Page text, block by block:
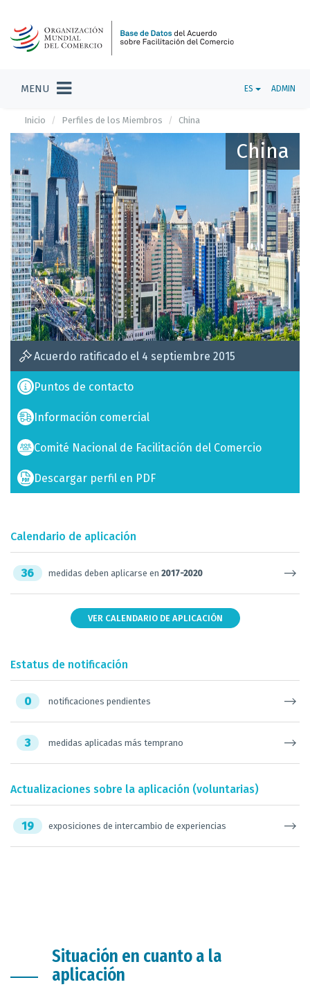
MENU ES ADMIN
Inicio Perfiles de los Miembros China
China
Acuerdo ratificado el 4 septiembre 2015
Puntos de contacto
Información comercial
Comité Nacional de Facilitación del Comercio
Descargar perfil en PDF
Calendario de aplicación
36 medidas deben aplicarse en 2017-2020
VER CALENDARIO DE APLICACIÓN
Estatus de notificación
0 notificaciones pendientes
3 medidas aplicadas más temprano
Actualizaciones sobre la aplicación (voluntarias)
19 exposiciones de intercambio de experiencias
Situación en cuanto a la
aplicación